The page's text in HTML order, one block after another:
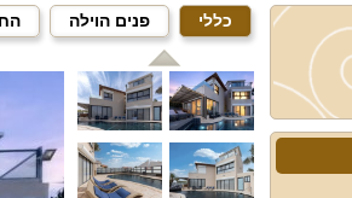
כללי פנים הוילה